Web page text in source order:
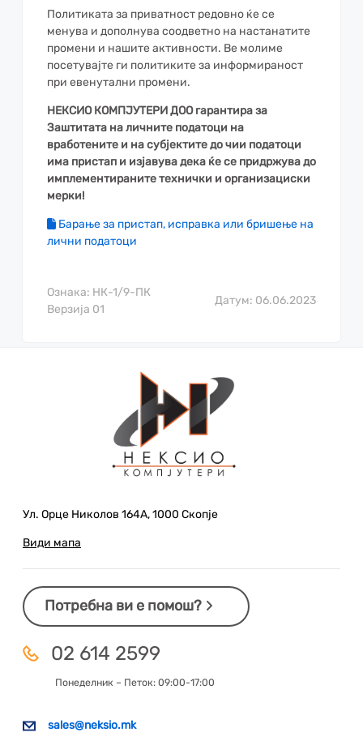
Политиката за приватност редовно ќе се
менува и дополнува соодветно на настанатите
промени и нашите активности. Ве молиме
посетувајте ги политиките за информираност
при евенутални промени.
НЕКСИО КОМПЈУТЕРИ ДОО гарантира за
Заштитата на личните податоци на
вработените и на субјектите до чии податоци
има пристап и изјавува дека ќе се придржува до
имплементираните технички и организациски
мерки!
Барање за пристап, исправка или бришење на
лични податоци
Ознака: НК-1/9-ПК
Верзија 01
Датум: 06.06.2023
Ул. Орце Николов 164А, 1000 Скопје
Види мапа
Потребна ви е помош?
02 614 2599
Понеделник – Петок: 09:00-17:00
sales@neksio.mk